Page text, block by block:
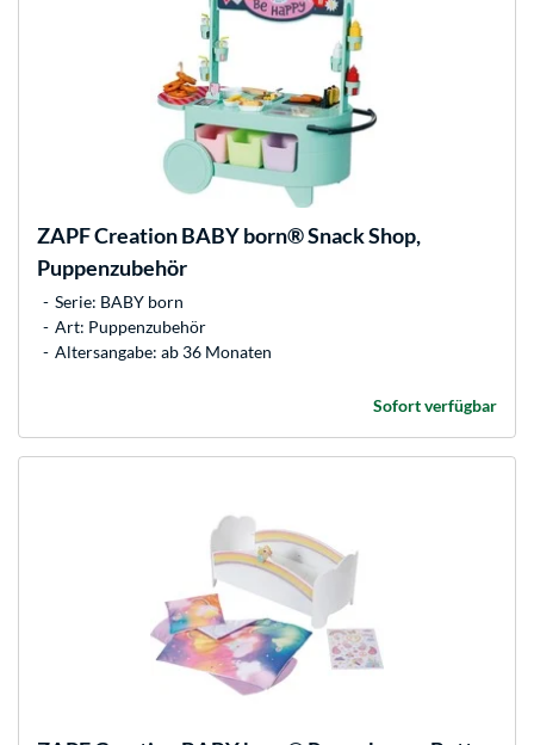
ZAPF CreationBABY born® Snack Shop,
Puppenzubehör
Serie: BABY born
Art: Puppenzubehör
Altersangabe: ab 36 Monaten
Sofort verfügbar